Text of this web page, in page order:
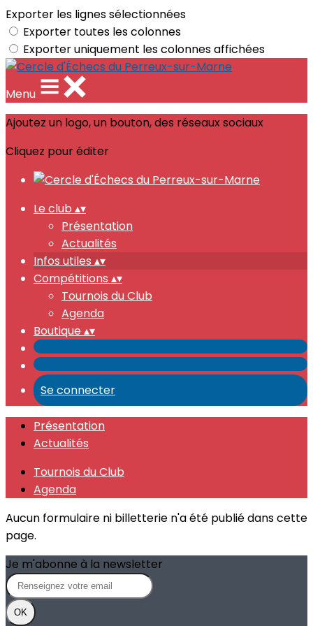
Exporter les lignes sélectionnées
Exporter toutes les colonnes
Exporter uniquement les colonnes affichées
Menu
Ajoutez un logo, un bouton, des réseaux sociaux
Cliquez pour éditer
Le club ▴▾
Présentation
Actualités
Infos utiles ▴▾
Compétitions ▴▾
Tournois du Club
Agenda
Boutique ▴▾
Se connecter
Présentation
Actualités
Tournois du Club
Agenda
Aucun formulaire ni billetterie n'a été publié dans cette
page.
Je m'abonne à la newsletter
OK